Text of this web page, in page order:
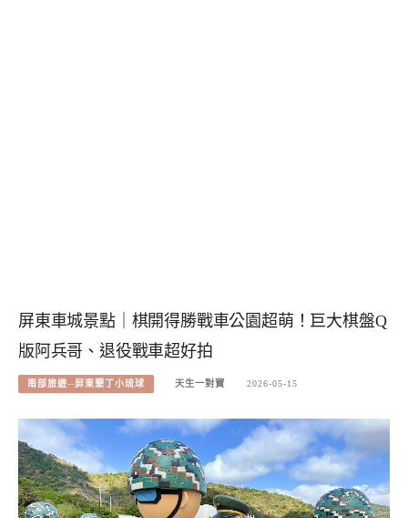
屏東車城景點｜棋開得勝戰車公園超萌！巨大棋盤Q
版阿兵哥、退役戰車超好拍
南部旅遊--屏東墾丁小琉球 天生一對寶 2026-05-15